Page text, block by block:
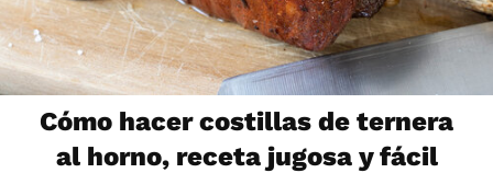
Cómo hacer costillas de ternera
al horno, receta jugosa y fácil